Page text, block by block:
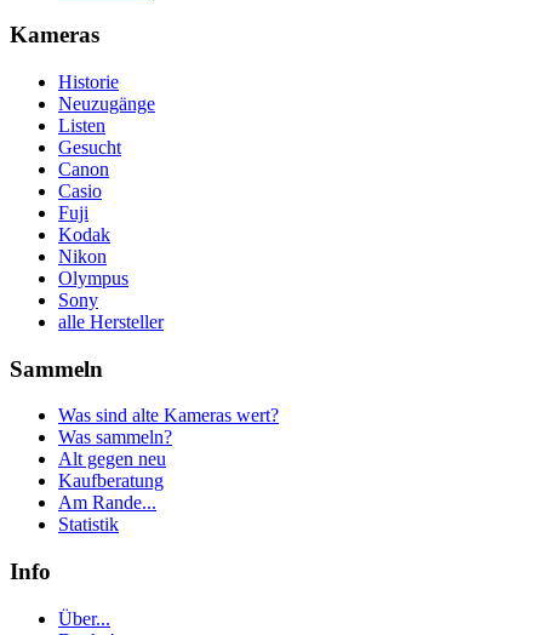
Kameras
Historie
Neuzugänge
Listen
Gesucht
Canon
Casio
Fuji
Kodak
Nikon
Olympus
Sony
alle Hersteller
Sammeln
Was sind alte Kameras wert?
Was sammeln?
Alt gegen neu
Kaufberatung
Am Rande...
Statistik
Info
Über...